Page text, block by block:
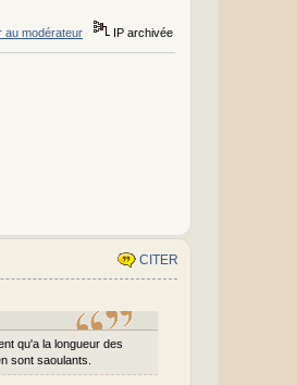
au modérateur IP archivée
CITER
qu'a la longueur des
sont saoulants.